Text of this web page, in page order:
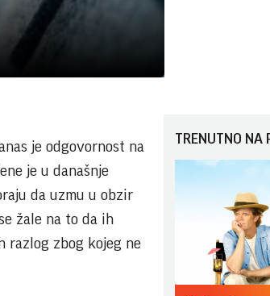
je odgovornost na
je u današnje
da uzmu u obzir
žale na to da ih
razlog zbog kojeg ne
TRENUTNO NA